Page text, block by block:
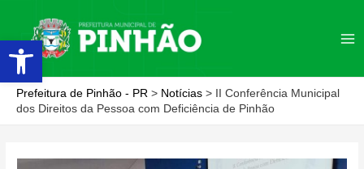
Abrir a barra de ferramentas
conteúdo
Prefeitura de Pinhão - PR > Notícias >
II Conferência Municipal
dos Direitos da Pessoa com Deficiência de Pinhão